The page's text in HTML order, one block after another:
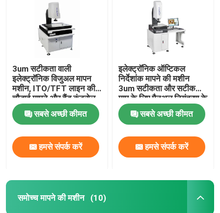
3um सटीकता वाली
इलेक्ट्रॉनिक विजुअल मापन
मशीन, ITO/TFT लाइन की
चौड़ाई मापने और हैंड कंट्रोल
वेलोसिटी के लिए
सबसे अच्छी कीमत
हमसे संपर्क करें
इलेक्ट्रॉनिक ऑप्टिकल
निर्देशांक मापने की मशीन
3um सटीकता और सटीक
माप के लिए मैनुअल नियंत्रण के
साथ
सबसे अच्छी कीमत
हमसे संपर्क करें
समोच्च मापने की मशीन (10)